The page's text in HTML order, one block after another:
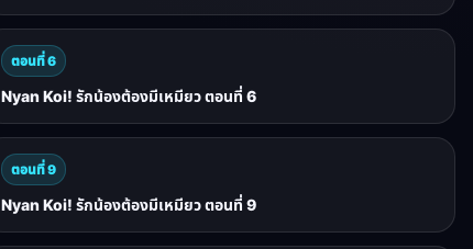
ตอนที่ 6
Nyan Koi! รักน้องต้องมีเหมียว ตอนที่ 6
ตอนที่ 9
Nyan Koi! รักน้องต้องมีเหมียว ตอนที่ 9